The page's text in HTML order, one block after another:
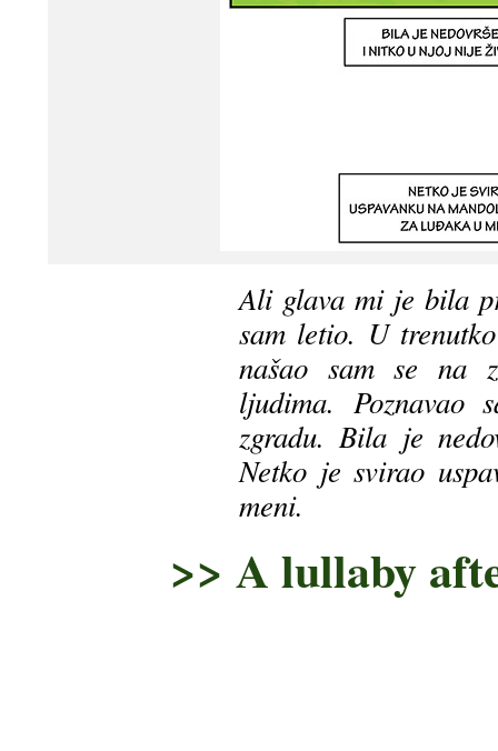
Ali glava mi je bila
sam letio. U
našao sam se na
ljudima. Poznavao
zgradu. Bila je
Netko je svirao
meni.
>> A lullaby